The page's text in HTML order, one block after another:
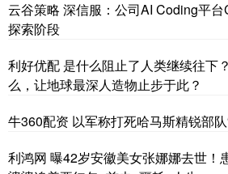
云谷策略 深信服：公司AI Coding平
探索阶段
利好优配 是什么阻止了人类继续往下
么，让地球最深人造物止步于此？
牛360配资 以军称打死哈马斯精锐部队
利鸿网 曝42岁安徽美女张娜娜去世！